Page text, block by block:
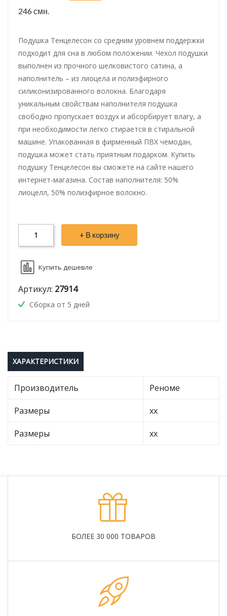
246 смн.
Подушка Тенцелесон со средним уровнем поддержки
подходит для сна в любом положении. Чехол подушки
выполнен из прочного шелковистого сатина, а
наполнитель – из лиоцела и полиэфирного
силиконизированного волокна. Благодаря
уникальным свойствам наполнителя подушка
свободно пропускает воздух и абсорбирует влагу, а
при необходимости легко стирается в стиральной
машине. Упакованная в фирменный ПВХ чемодан,
подушка может стать приятным подарком. Купить
подушку Тенцелесон вы сможете на сайте нашего
интернет-магазина. Состав наполнителя: 50%
лиоцелл, 50% полиэфирное волокно.
+ В корзину
Купить дешевле
Артикул: 27914
Сборка от 5 дней
ХАРАКТЕРИСТИКИ
Производитель Реноме
Размеры хх
Размеры хх
БОЛЕЕ 30 000 ТОВАРОВ